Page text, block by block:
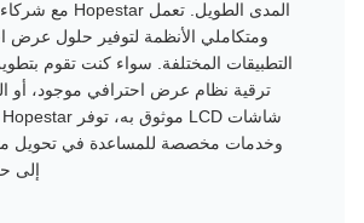
ومتكاملي الأنظمة لتوفير حلول عرض
التطبيقات المختلفة. سواء كنت تقوم
ترقية نظام عرض احترافي موجود، أو
وخدمات مخصصة للمساعدة في تحويل
إلى